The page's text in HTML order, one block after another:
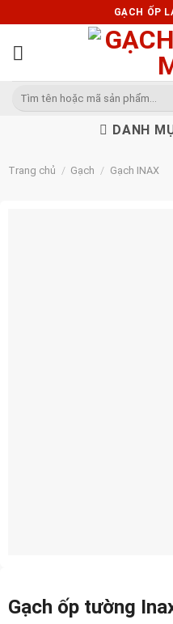
to
content
GẠCH ỐP
Tìm
DANH
Trang chủ / Gạch / Gạch INAX
Gạch ốp tường